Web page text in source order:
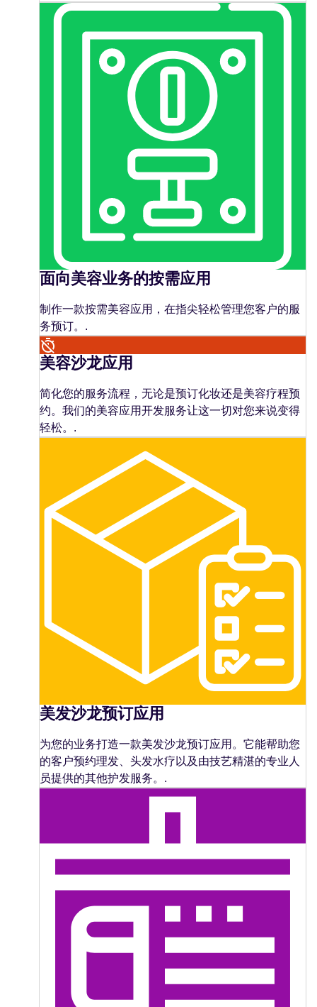
面向美容业务的按需应用
制作一款按需美容应用，在指尖轻松管理您客户的服
务预订。.
美容沙龙应用
简化您的服务流程，无论是预订化妆还是美容疗程预
约。我们的美容应用开发服务让这一切对您来说变得
轻松。.
美发沙龙预订应用
为您的业务打造一款美发沙龙预订应用。它能帮助您
的客户预约理发、头发水疗以及由技艺精湛的专业人
员提供的其他护发服务。.